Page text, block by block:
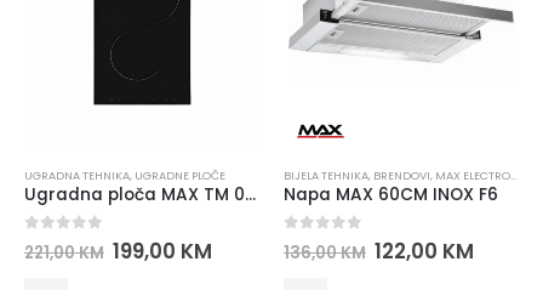
UGRADNA TEHNIKA, UGRADNE PLOČE
Ugradna ploča MAX TM 013
out of 5
221,00KM 199,00 KM
BIJELA TEHNIKA, BRENDOVI, MAX ELECTRONICS
Napa MAX 60CM INOX F6
out of 5
136,00KM 122,00 KM